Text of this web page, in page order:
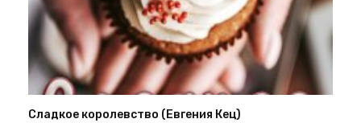
Сладкое королевство (Евгения Кец)